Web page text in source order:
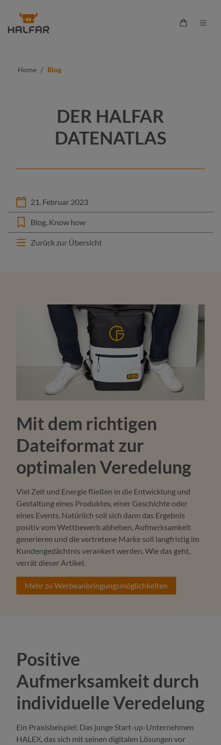
springen
Home / Blog
DER HALFAR
DATENATLAS
21. Februar 2023
Blog Know how
Zurück zur Übersicht
Mit dem richtigen
Dateiformat zur
optimalen Veredelung
Viel Zeit und Energie fließen in die Entwicklung und
Gestaltung eines Produktes, einer Geschichte oder
eines Events. Natürlich soll sich dann das Ergebnis
positiv vom Wettbewerb abheben, Aufmerksamkeit
generieren und die vertretene Marke soll langfristig im
Kundengedächtnis verankert werden. Wie das geht,
verrät dieser Artikel.
Mehr zu Werbeanbringungsmöglichkeiten
Positive
Aufmerksamkeit durch
individuelle Veredelung
Ein Praxisbeispiel: Das junge Start-up-Unternehmen
HALEX, das sich mit seinen digitalen Lösungen vor